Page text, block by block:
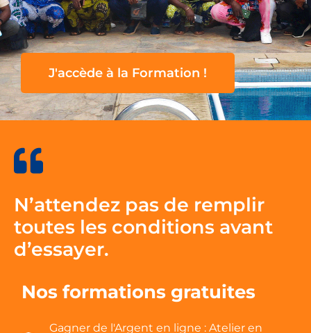
J'accède à la Formation !
N’attendez pas de remplir
toutes les conditions avant
d’essayer.
Nos formations gratuites
Gagner de l'Argent en ligne : Atelier en